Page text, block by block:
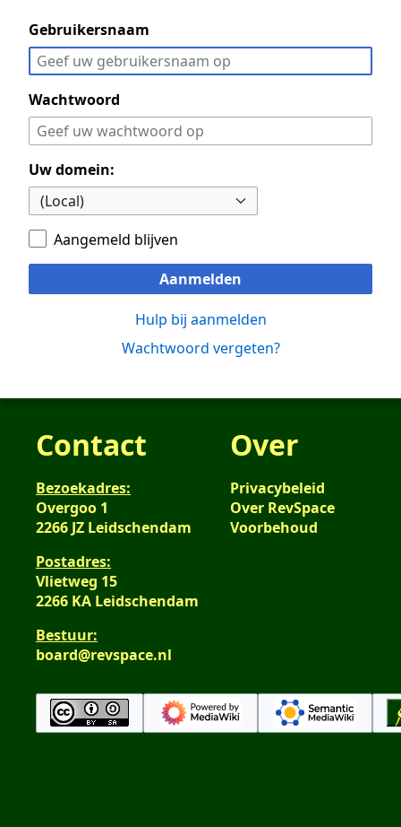
Gebruikersnaam
Wachtwoord
Uw domein:
Aangemeld blijven
Aanmelden
Hulp bij aanmelden
Wachtwoord vergeten?
Contact
Bezoekadres:
Overgoo 1
2266 JZ Leidschendam
Postadres:
Vlietweg 15
2266 KA Leidschendam
Bestuur:
board@revspace.nl
Over
Privacybeleid
Over RevSpace
Voorbehoud